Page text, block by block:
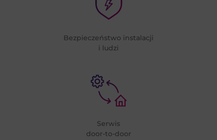
Bezpieczeństwo instalacji
i ludzi
Serwis
door-to-door